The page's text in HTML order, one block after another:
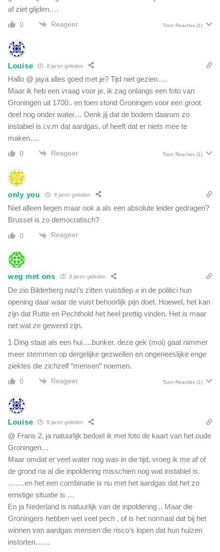
af ziet glijden….
0 Reageer Toon Reacties (1)
Louise 8 jaren geleden
Hallo @ jaya alles goed met je? Tijd niet gezien….
Maar ik heb een vraag voor je, ik zag onlangs een foto van
Groningen uit 1700.. en toen stond Groningen voor een groot
deel nog onder water… Denk jij dat de bodem daarom zo
instabiel is i.v.m dat aardgas, of heeft dat er niets mee te
maken….
0 Reageer Toon Reacties (1)
only you 8 jaren geleden
Niet alleen liegen maar ook a als een absolute leider gedragen?
Brussel is zo democratisch?
0 Reageer
weg met ons 8 jaren geleden
De zio Bilderberg nazi’s zitten vuistdiep ✊ in de politici hun
opening daar waar de vuist behoorlijk pijn doet. Hoewel, het kan
zijn dat Rutte en Pechthold het heel prettig vinden. Het is maar
net wat ze gewend zijn.
1 Ding staat als een hui….bunker, deze gek (moi) gaat nimmer
meer stemmen op dergelijke gezwellen en ongeneeslijke enge
ziektes die zichzelf “mensen” noemen.
0 Reageer Toon Reacties (1)
Louise 8 jaren geleden
@ Frans 2, ja natuurlijk bedoel ik met foto de kaart van het oude
Groningen…
Maar omdat er veel water nog was in die tijd, vroeg ik me af of
de grond na al die inpoldering misschien nog wat instabiel is.
…….en het een combinatie is nu met het aardgas dat het zo
ernstige situatie is …
En ja Nederland is natuurlijk van de inpoldering .. Maar die
Groningers hebben wel veel pech , of is het normaal dat bij het
winnen van aardgas mensen die risco’s lopen dat hun huizen
instorten……